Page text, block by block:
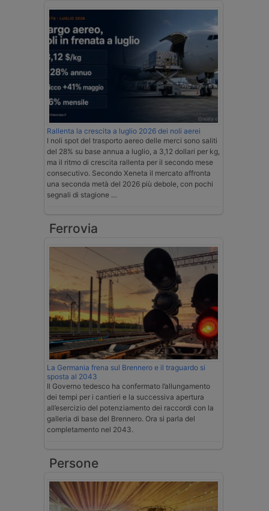
Rallenta la crescita a luglio 2026 dei noli aerei
I noli spot del trasporto aereo delle merci sono saliti
del 28% su base annua a luglio, a 3,12 dollari per kg,
ma il ritmo di crescita rallenta per il secondo mese
consecutivo. Secondo Xeneta il mercato affronta
una seconda metà del 2026 più debole, con pochi
segnali di stagione …
Ferrovia
La Germania frena sul Brennero e il traguardo si
sposta al 2043
Il Governo tedesco ha confermato l’allungamento
dei tempi per i cantieri e la successiva apertura
all’esercizio del potenziamento dei raccordi con la
galleria di base del Brennero. Ora si parla del
completamento nel 2043.
Persone